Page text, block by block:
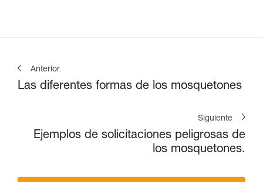
Anterior
Las diferentes formas de los mosquetones
Siguiente
Ejemplos de solicitaciones peligrosas de
los mosquetones.